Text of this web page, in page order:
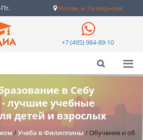
Москва, м. Октябрьская
+7 (495) 984-89-10
в Себу
лучшие учебные
детей и взрослых
/Учеба в Филиппины /Обучение и